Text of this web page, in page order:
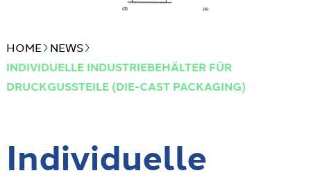
HOME NEWS
INDIVIDUELLE INDUSTRIEBEHÄLTER FÜR
DRUCKGUSSTEILE (DIE-CAST PACKAGING)
Individuelle